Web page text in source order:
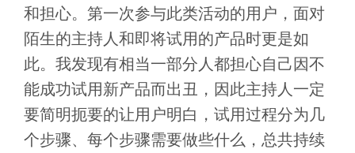
和担心。第一次参与此类活动的用户，面对
陌生的主持人和即将试用的产品时更是如
此。我发现有相当一部分人都担心自己因不
能成功试用新产品而出丑，因此主持人一定
要简明扼要的让用户明白，试用过程分为几
个步骤、每个步骤需要做些什么，总共持续